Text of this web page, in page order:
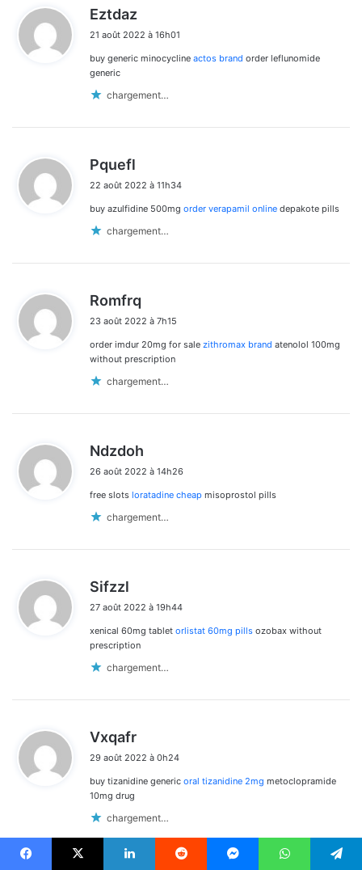
Eztdaz
t
21 août 2022 à 16h01
buy generic minocycline actos brand order leflunomide
generic
chargement…
Pquefl
t
22 août 2022 à 11h34
buy azulfidine 500mg order verapamil online depakote pills
chargement…
Romfrq
t
:
23 août 2022 à 7h15
order imdur 20mg for sale zithromax brand atenolol 100mg
without prescription
chargement…
Ndzdoh
t
26 août 2022 à 14h26
free slots loratadine cheap misoprostol pills
chargement…
Sifzzl
t
:
27 août 2022 à 19h44
xenical 60mg tablet orlistat 60mg pills ozobax without
prescription
chargement…
Vxqafr
t
29 août 2022 à 0h24
buy tizanidine generic oral tizanidine 2mg metoclopramide
10mg drug
chargement…